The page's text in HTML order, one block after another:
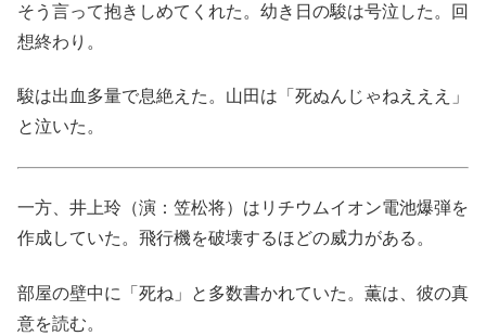
そう言って抱きしめてくれた。幼き日の駿は号泣した。回
想終わり。
駿は出血多量で息絶えた。山田は「死ぬんじゃねえええ」
と泣いた。
一方、井上玲（演：笠松将）はリチウムイオン電池爆弾を
作成していた。飛行機を破壊するほどの威力がある。
部屋の壁中に「死ね」と多数書かれていた。薫は、彼の真
意を読む。